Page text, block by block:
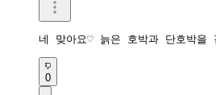
네 맞아요♡ 늙은 호박과 단호박을
0